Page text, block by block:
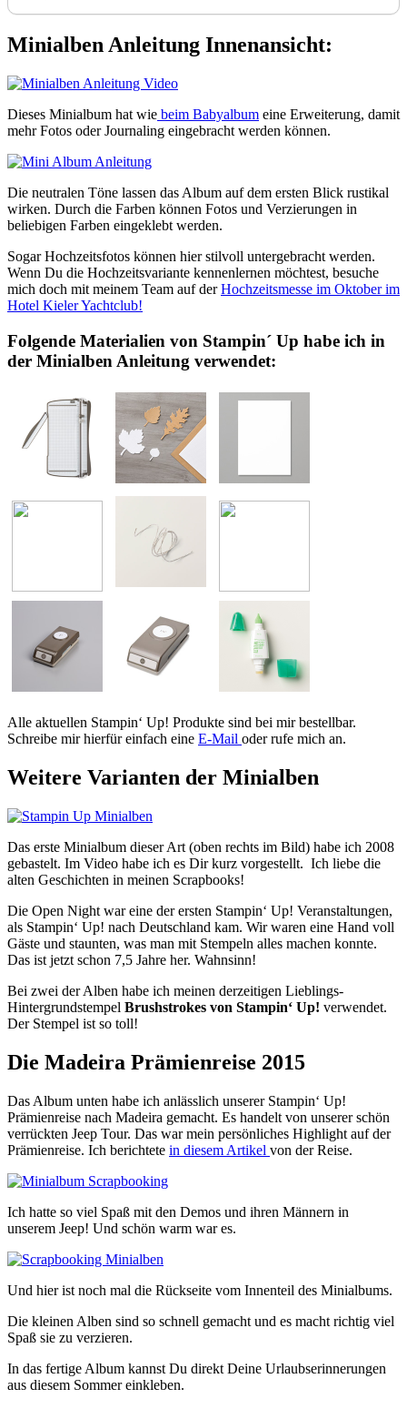
Minialben Anleitung Innenansicht:
Dieses Minialbum hat wie beim Babyalbum eine Erweiterung, damit
mehr Fotos oder Journaling eingebracht werden können.
Die neutralen Töne lassen das Album auf dem ersten Blick rustikal
wirken. Durch die Farben können Fotos und Verzierungen in
beliebigen Farben eingeklebt werden.
Sogar Hochzeitsfotos können hier stilvoll untergebracht werden.
Wenn Du die Hochzeitsvariante kennenlernen möchtest, besuche
mich doch mit meinem Team auf derHochzeitsmesse im Oktober im
Hotel Kieler Yachtclub!
Folgende Materialien von Stampin´ Up habe ich in
der Minialben Anleitung verwendet:
Alle aktuellen Stampin‘ Up! Produkte sind bei mir bestellbar.
Schreibe mir hierfür einfach eine E-Mail oder rufe mich an.
Weitere Varianten der Minialben
Das erste Minialbum dieser Art (oben rechts im Bild) habe ich 2008
gebastelt. Im Video habe ich es Dir kurz vorgestellt. Ich liebe die
alten Geschichten in meinen Scrapbooks!
Die Open Night war eine der ersten Stampin‘ Up! Veranstaltungen,
als Stampin‘ Up! nach Deutschland kam. Wir waren eine Hand voll
Gäste und staunten, was man mit Stempeln alles machen konnte.
Das ist jetzt schon 7,5 Jahre her. Wahnsinn!
Bei zwei der Alben habe ich meinen derzeitigen Lieblings-
Hintergrundstempel Brushstrokes von Stampin‘ Up! verwendet.
Der Stempel ist so toll!
Die Madeira Prämienreise 2015
Das Album unten habe ich anlässlich unserer Stampin‘ Up!
Prämienreise nach Madeira gemacht. Es handelt von unserer schön
verrückten Jeep Tour. Das war mein persönliches Highlight auf der
Prämienreise. Ich berichtete in diesem Artikel von der Reise.
Ich hatte so viel Spaß mit den Demos und ihren Männern in
unserem Jeep! Und schön warm war es.
Und hier ist noch mal die Rückseite vom Innenteil des Minialbums.
Die kleinen Alben sind so schnell gemacht und es macht richtig viel
Spaß sie zu verzieren.
In das fertige Album kannst Du direkt Deine Urlaubserinnerungen
aus diesem Sommer einkleben.